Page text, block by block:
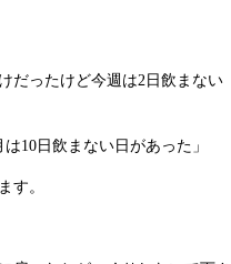
だったけど今週は2日飲まない
10日飲まない日があった」
す。